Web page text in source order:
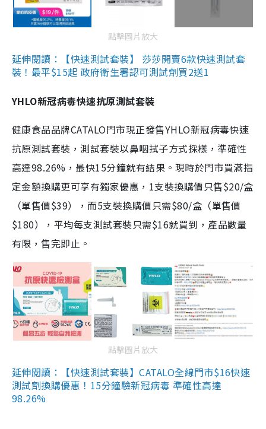
點擊圖片放大
延伸閱讀：【快速測試套裝】 莎莎開賣6款快速測試套
裝！最平$15起 政府衛生署認可測試劑買2送1
YHLO新冠病毒快速抗原測試套裝
健康食品品牌CATALO門市現正發售YHLO新冠病毒快速
抗原測試套裝，測試套裝以鼻咽拭子方式採樣，準確性
高達98.26%，最快15分鐘就有結果。現時於門市買滿指
定金額換購更可享有獨家優惠，1支裝換購價只售$20/盒
（單售價$39），而5支裝換購價只需$80/盒（單售價
$180），平均每支測試套裝只需$16就買到，產品數量
有限，售完即止。
點擊圖片放大
延伸閱讀：【快速測試套裝】CATALO全線門市$16快速
測試劑換購優惠！15分鐘驗新冠病毒 準確性高達
98.26%